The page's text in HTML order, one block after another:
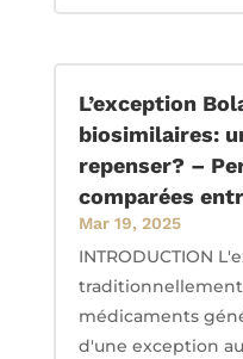
L’exception
biosimilaires:
repenser? –
comparées
Mar 19, 2025
INTRODUCTION
médicaments
d'une exception